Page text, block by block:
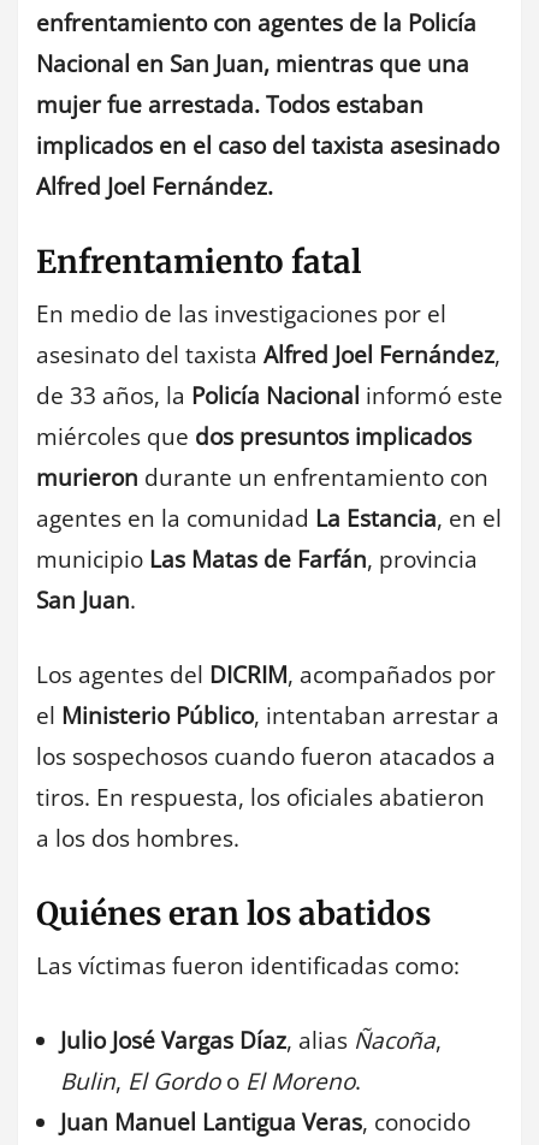
enfrentamiento con agentes de la Policía
Nacional en San Juan, mientras que una
mujer fue arrestada. Todos estaban
implicados en el caso del taxista asesinado
Alfred Joel Fernández.
Enfrentamiento fatal
En medio de las investigaciones por el
asesinato del taxista Alfred Joel Fernández,
de 33 años, la Policía Nacional informó este
miércoles que dos presuntos implicados
murieron durante un enfrentamiento con
agentes en la comunidad La Estancia, en el
municipio Las Matas de Farfán, provincia
San Juan.
Los agentes del DICRIM, acompañados por
el Ministerio Público, intentaban arrestar a
los sospechosos cuando fueron atacados a
tiros. En respuesta, los oficiales abatieron
a los dos hombres.
Quiénes eran los abatidos
Las víctimas fueron identificadas como:
Julio José Vargas Díaz, alias Ñacoña,
Bulin, El Gordoo El Moreno.
Juan Manuel Lantigua Veras, conocido